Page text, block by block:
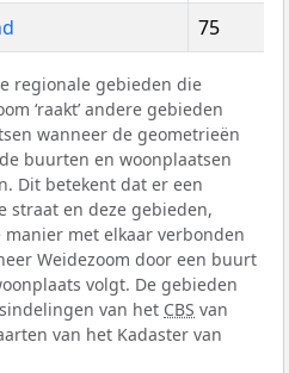
75
regionale gebieden die
‘raakt’ andere gebieden
wanneer de geometrieën
buurten en woonplaatsen
Dit betekent dat er een
straat en deze gebieden,
met elkaar verbonden
Weidezoom door een buurt
volgt. De gebieden
van het CBS van
van het Kadaster van